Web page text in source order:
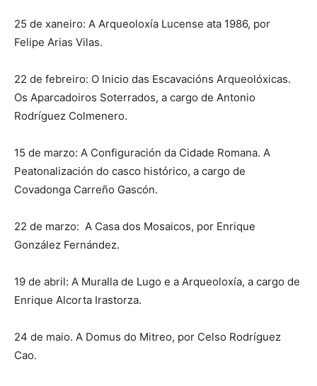
25 de xaneiro: A Arqueoloxía Lucense ata 1986, por
Felipe Arias Vilas.
22 de febreiro: O Inicio das Escavacións Arqueolóxicas.
Os Aparcadoiros Soterrados, a cargo de Antonio
Rodríguez Colmenero.
15 de marzo: A Configuración da Cidade Romana. A
Peatonalización do casco histórico, a cargo de
Covadonga Carreño Gascón.
22 de marzo: A Casa dos Mosaicos, por Enrique
González Fernández.
19 de abril: A Muralla de Lugo e a Arqueoloxía, a cargo de
Enrique Alcorta Irastorza.
24 de maio. A Domus do Mitreo, por Celso Rodríguez
Cao.